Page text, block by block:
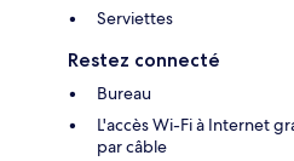
Serviettes
Restez connecté
Bureau
L'accès Wi-Fi à Internet
par câble